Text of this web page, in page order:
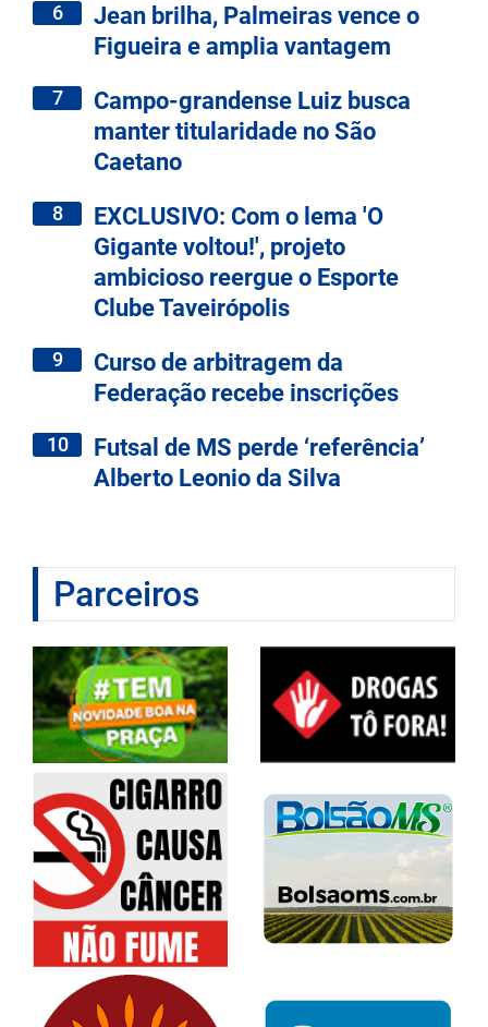
6
Jean brilha, Palmeiras vence o
Figueira e amplia vantagem
7
Campo-grandense Luiz busca
manter titularidade no São
Caetano
8
EXCLUSIVO: Com o lema 'O
Gigante voltou!', projeto
ambicioso reergue o Esporte
Clube Taveirópolis
9
Curso de arbitragem da
Federação recebe inscrições
10
Futsal de MS perde ‘referência’
Alberto Leonio da Silva
Parceiros